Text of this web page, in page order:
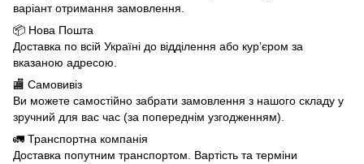
варіант отримання замовлення.
📦 Нова Пошта
Доставка по всій Україні до відділення або кур’єром за
вказаною адресою.
🏬 Самовивіз
Ви можете самостійно забрати замовлення з нашого складу у
зручний для вас час (за попереднім узгодженням).
🚛 Транспортна компанія
Доставка попутним транспортом. Вартість та терміни